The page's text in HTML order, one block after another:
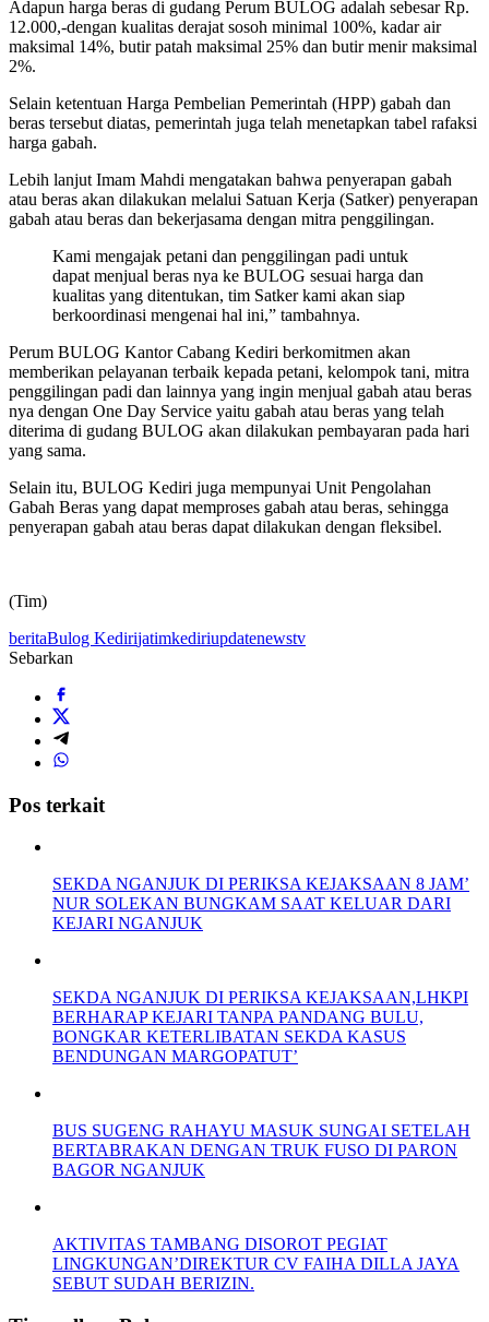
Adapun harga beras di gudang Perum BULOG adalah sebesar Rp.
12.000,-dengan kualitas derajat sosoh minimal 100%, kadar air
maksimal 14%, butir patah maksimal 25% dan butir menir maksimal
2%.
Selain ketentuan Harga Pembelian Pemerintah (HPP) gabah dan
beras tersebut diatas, pemerintah juga telah menetapkan tabel rafaksi
harga gabah.
Lebih lanjut Imam Mahdi mengatakan bahwa penyerapan gabah
atau beras akan dilakukan melalui Satuan Kerja (Satker) penyerapan
gabah atau beras dan bekerjasama dengan mitra penggilingan.
Kami mengajak petani dan penggilingan padi untuk
dapat menjual beras nya ke BULOG sesuai harga dan
kualitas yang ditentukan, tim Satker kami akan siap
berkoordinasi mengenai hal ini,” tambahnya.
Perum BULOG Kantor Cabang Kediri berkomitmen akan
memberikan pelayanan terbaik kepada petani, kelompok tani, mitra
penggilingan padi dan lainnya yang ingin menjual gabah atau beras
nya dengan One Day Service yaitu gabah atau beras yang telah
diterima di gudang BULOG akan dilakukan pembayaran pada hari
yang sama.
Selain itu, BULOG Kediri juga mempunyai Unit Pengolahan
Gabah Beras yang dapat memproses gabah atau beras, sehingga
penyerapan gabah atau beras dapat dilakukan dengan fleksibel.
(Tim)
beritaBulog Kedirijatimkediriupdatenewstv
Sebarkan
Pos terkait
SEKDA NGANJUK DI PERIKSA KEJAKSAAN 8 JAM’
NUR SOLEKAN BUNGKAM SAAT KELUAR DARI
KEJARI NGANJUK
SEKDA NGANJUK DI PERIKSA KEJAKSAAN,LHKPI
BERHARAP KEJARI TANPA PANDANG BULU,
BONGKAR KETERLIBATAN SEKDA KASUS
BENDUNGAN MARGOPATUT’
BUS SUGENG RAHAYU MASUK SUNGAI SETELAH
BERTABRAKAN DENGAN TRUK FUSO DI PARON
BAGOR NGANJUK
AKTIVITAS TAMBANG DISOROT PEGIAT
LINGKUNGAN’DIREKTUR CV FAIHA DILLA JAYA
SEBUT SUDAH BERIZIN.